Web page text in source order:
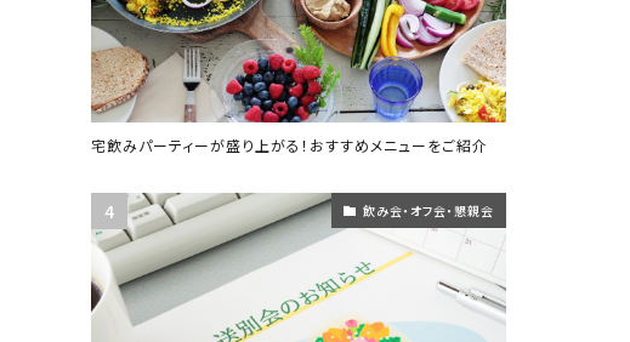
宅飲みパーティーが盛り上がる！おすすめメニューをご紹介
飲み会・オフ会・懇親会